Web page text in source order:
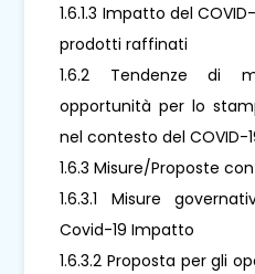
1.6.1.3 Impatto del
prodotti raffinati
1.6.2 Tendenze di
opportunità per lo
nel contesto del COVID-
1.6.3 Misure/Proposte
1.6.3.1 Misure
Covid-19 Impatto
1.6.3.2 Proposta per gli